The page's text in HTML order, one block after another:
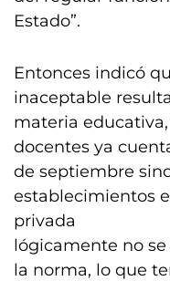
Estado”.
Entonces indicó
inaceptable
materia
docentes ya
de septiembre
establecimientos
privada
lógicamente no
la norma, lo que